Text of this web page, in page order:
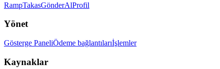
RampTakasGönderAlProfil
Yönet
Gösterge PaneliÖdeme bağlantılarıİşlemler
Kaynaklar